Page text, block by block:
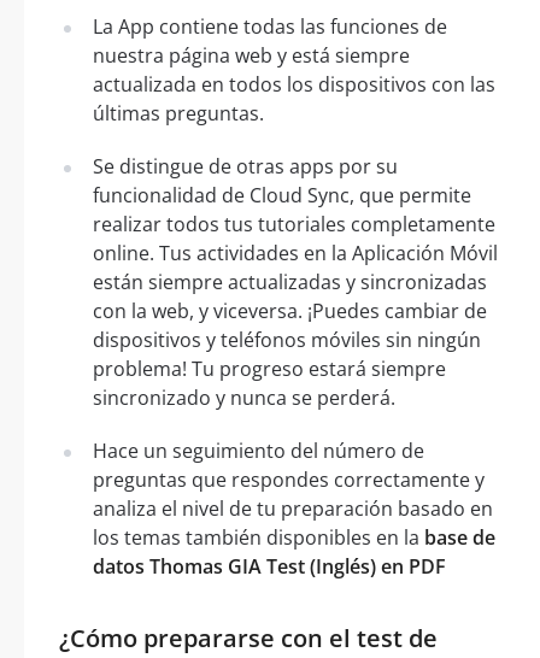
La App contiene todas las funciones de
nuestra página web y está siempre
actualizada en todos los dispositivos con las
últimas preguntas.
Se distingue de otras apps por su
funcionalidad de Cloud Sync, que permite
realizar todos tus tutoriales completamente
online. Tus actividades en la Aplicación Móvil
están siempre actualizadas y sincronizadas
con la web, y viceversa. ¡Puedes cambiar de
dispositivos y teléfonos móviles sin ningún
problema! Tu progreso estará siempre
sincronizado y nunca se perderá.
Hace un seguimiento del número de
preguntas que respondes correctamente y
analiza el nivel de tu preparación basado en
los temas también disponibles en la base de
datos Thomas GIA Test (Inglés) en PDF
¿Cómo prepararse con el test de